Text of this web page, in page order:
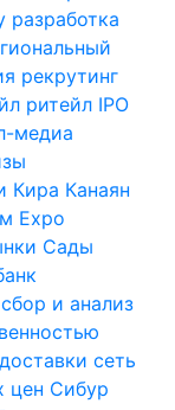
разработка
рекрутинг
ритейл IPO
медиа
Кира Канаян
Expo
Сады
сбор и анализ
сеть
цен Сибур